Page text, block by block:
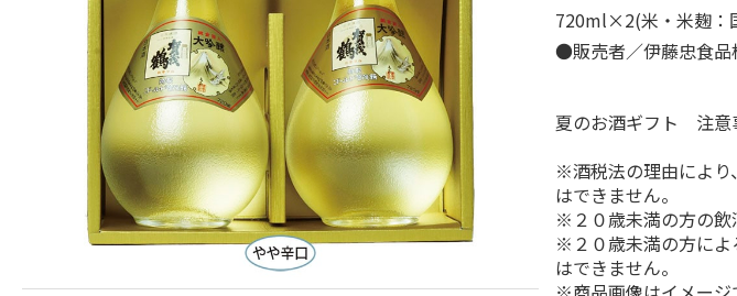
720ml×2(米・米麹：
●販売者／伊藤忠食品
夏のお酒ギフト 注意
※酒税法の理由により
はできません。
※２０歳未満の方の飲
※２０歳未満の方によ
はできません。